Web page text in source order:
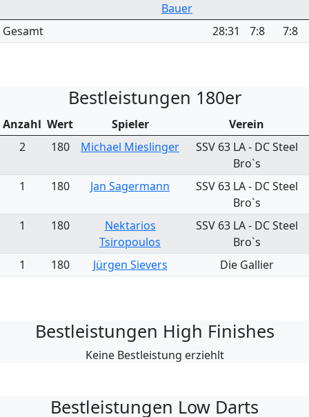
Bauer
Gesamt 28:31 7:8 7:8
Bestleistungen 180er
Anzahl Wert Spieler
Verein
2
180 Michael Mieslinger
SSV 63 LA - DC Steel
Bro`s
1
180 Jan Sagermann
SSV 63 LA - DC Steel
Bro`s
1
180
Nektarios
Tsiropoulos
SSV 63 LA - DC Steel
Bro`s
1
180 Jürgen Sievers Die Gallier
Bestleistungen High Finishes
Keine Bestleistung erziehlt
Bestleistungen Low Darts